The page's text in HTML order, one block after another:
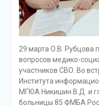
29 марта О.В. Рубцова
вопросов медико-
участников СВО. Во
Института
МГЮА Никишин В.Д. и
больницы 85 ФМБА